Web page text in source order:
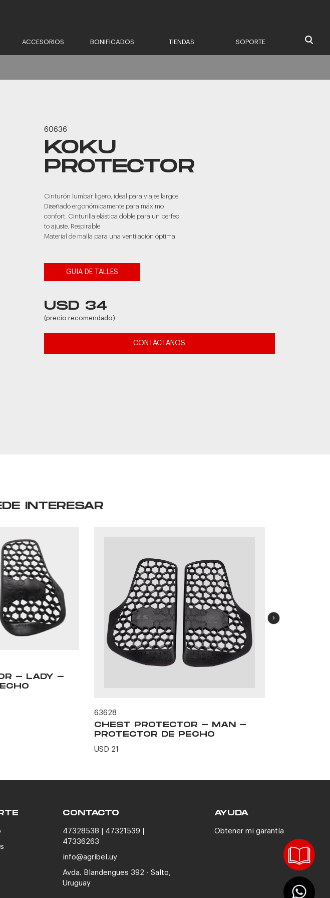
ACCESORIOS BONIFICADOS TIENDAS SOPORTE
60636
KOKU
PROTECTOR
Cinturón lumbar ligero, ideal para viajes largos.
Diseñado ergonómicamente para máximo
confort. Cinturilla elástica doble para un perfec
to ajuste. Respirable
Material de malla para una ventilación óptima.
GUIA DE TALLES
USD 34
(precio recomendado)
CONTACTANOS
INTERESAR
- LADY -
63628
CHEST PROTECTOR - MAN -
PROTECTOR DE PECHO
USD 21
CONTACTO
47328538 | 47321539 |
47336263
info@agribel.uy
Avda. Blandengues 392 - Salto,
Uruguay
AYUDA
Obtener mi garantía